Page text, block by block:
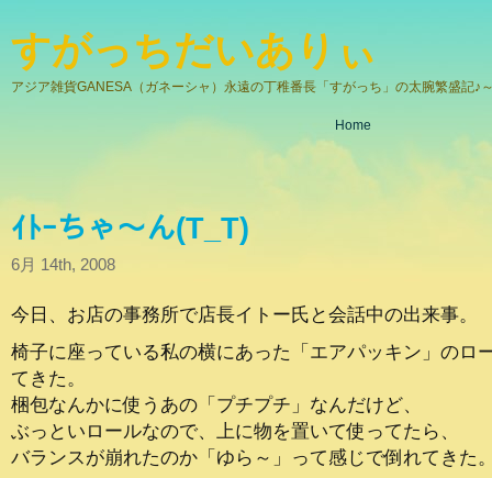
すがっちだいありぃ
アジア雑貨GANESA（ガネーシャ）永遠の丁稚番長「すがっち」の太腕繁盛記
Home
ｲﾄｰちゃ～ん(T_T)
6月 14th, 2008
今日、お店の事務所で店長イトー氏と会話中の出来事。
椅子に座っている私の横にあった「エアパッキン」のロ
てきた。
梱包なんかに使うあの「プチプチ」なんだけど、
ぶっといロールなので、上に物を置いて使ってたら、
バランスが崩れたのか「ゆら～」って感じで倒れてきた